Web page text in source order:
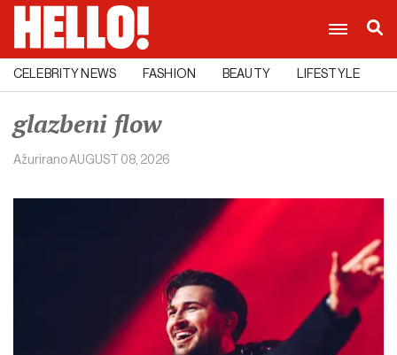
CELEBRITY NEWS FASHION BEAUTY LIFESTYLE
glazbeni flow
AžuriranoAUGUST 08, 2026